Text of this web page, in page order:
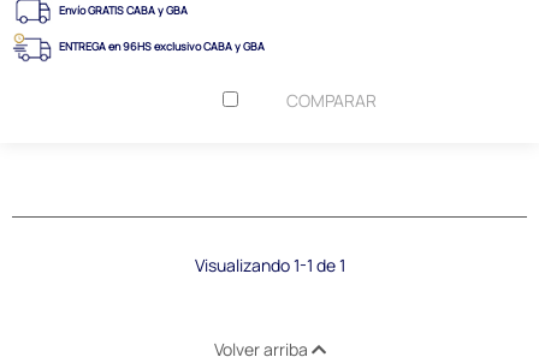
Envío GRATIS CABA y GBA
ENTREGA en 96HS exclusivo CABA y GBA
COMPARAR
Visualizando 1-1 de 1
Volver arriba